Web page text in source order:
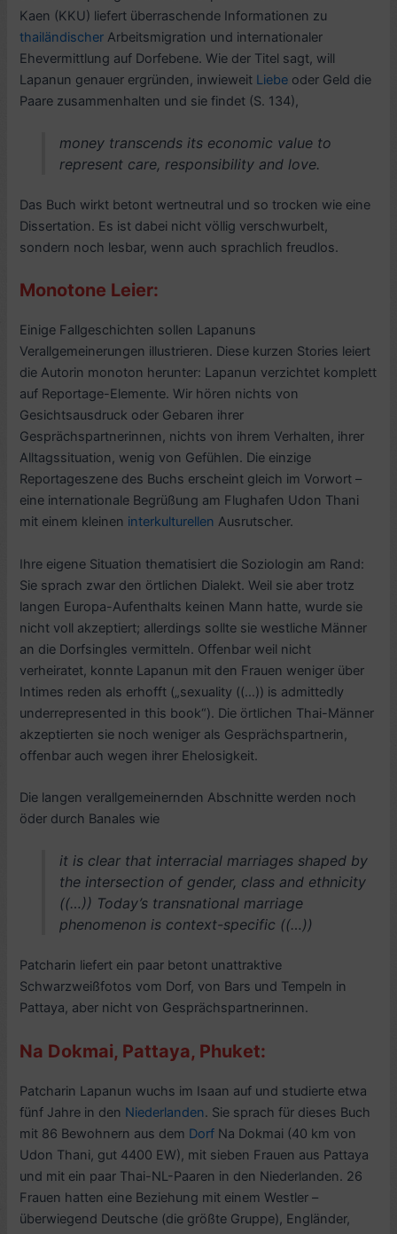
Kaen (KKU) liefert überraschende Informationen zu
thailändischer Arbeitsmigration und internationaler
Ehevermittlung auf Dorfebene. Wie der Titel sagt, will
Lapanun genauer ergründen, inwieweit Liebe oder Geld die
Paare zusammenhalten und sie findet (S. 134),
money transcends its economic value to
represent care, responsibility and love.
Das Buch wirkt betont wertneutral und so trocken wie eine
Dissertation. Es ist dabei nicht völlig verschwurbelt,
sondern noch lesbar, wenn auch sprachlich freudlos.
Monotone Leier:
Einige Fallgeschichten sollen Lapanuns
Verallgemeinerungen illustrieren. Diese kurzen Stories leiert
die Autorin monoton herunter: Lapanun verzichtet komplett
auf Reportage-Elemente. Wir hören nichts von
Gesichtsausdruck oder Gebaren ihrer
Gesprächspartnerinnen, nichts von ihrem Verhalten, ihrer
Alltagssituation, wenig von Gefühlen. Die einzige
Reportageszene des Buchs erscheint gleich im Vorwort –
eine internationale Begrüßung am Flughafen Udon Thani
mit einem kleinen interkulturellen Ausrutscher.
Ihre eigene Situation thematisiert die Soziologin am Rand:
Sie sprach zwar den örtlichen Dialekt. Weil sie aber trotz
langen Europa-Aufenthalts keinen Mann hatte, wurde sie
nicht voll akzeptiert; allerdings sollte sie westliche Männer
an die Dorfsingles vermitteln. Offenbar weil nicht
verheiratet, konnte Lapanun mit den Frauen weniger über
Intimes reden als erhofft („sexuality ((…)) is admittedly
underrepresented in this book“). Die örtlichen Thai-Männer
akzeptierten sie noch weniger als Gesprächspartnerin,
offenbar auch wegen ihrer Ehelosigkeit.
Die langen verallgemeinernden Abschnitte werden noch
öder durch Banales wie
it is clear that interracial marriages shaped by
the intersection of gender, class and ethnicity
((…)) Today’s transnational marriage
phenomenon is context-specific ((…))
Patcharin liefert ein paar betont unattraktive
Schwarzweißfotos vom Dorf, von Bars und Tempeln in
Pattaya, aber nicht von Gesprächspartnerinnen.
Na Dokmai, Pattaya, Phuket:
Patcharin Lapanun wuchs im Isaan auf und studierte etwa
fünf Jahre in den Niederlanden. Sie sprach für dieses Buch
mit 86 Bewohnern aus dem Dorf Na Dokmai (40 km von
Udon Thani, gut 4400 EW), mit sieben Frauen aus Pattaya
und mit ein paar Thai-NL-Paaren in den Niederlanden. 26
Frauen hatten eine Beziehung mit einem Westler –
überwiegend Deutsche (die größte Gruppe), Engländer,